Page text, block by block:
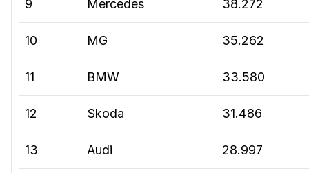
9 Mercedes 38.272
10 MG 35.262
11 BMW 33.580
12 Skoda 31.486
13 Audi 28.997